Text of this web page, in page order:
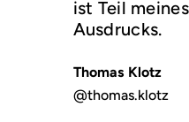
ist Teil
Ausdrucks.
Thomas Klotz
@thomas.klotz